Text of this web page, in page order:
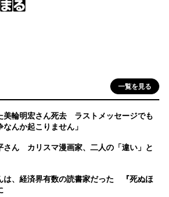
一覧を見る
美輪明宏さん死去 ラストメッセージでも
んか起こりません」
さん カリスマ漫画家、二人の「違い」と
は、経済界有数の読書家だった 『死ぬほ